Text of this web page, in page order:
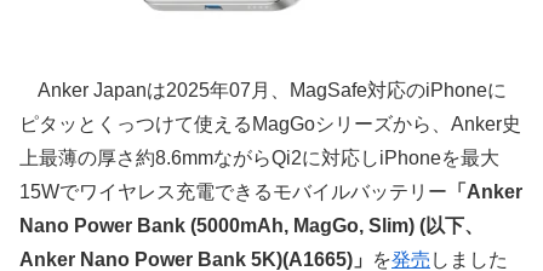
Anker Japanは2025年07月、MagSafe対応のiPhoneに
ピタッとくっつけて使えるMagGoシリーズから、Anker史
上最薄の厚さ約8.6mmながらQi2に対応しiPhoneを最大
15Wでワイヤレス充電できるモバイルバッテリー 「Anker
Nano Power Bank (5000mAh, MagGo, Slim) (以下、
Anker Nano Power Bank 5K)(A1665)」
を発売 しました